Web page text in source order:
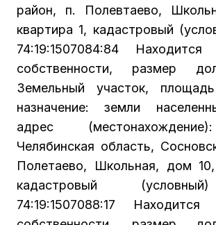
район, п. Полевтаево,
квартира 1, кадастровый
74:19:1507084:84
собственности, размер
Земельный участок,
назначение: земли
адрес
Челябинская область,
Полетаево, Школьная, дом
кадастровый
74:19:1507088:17